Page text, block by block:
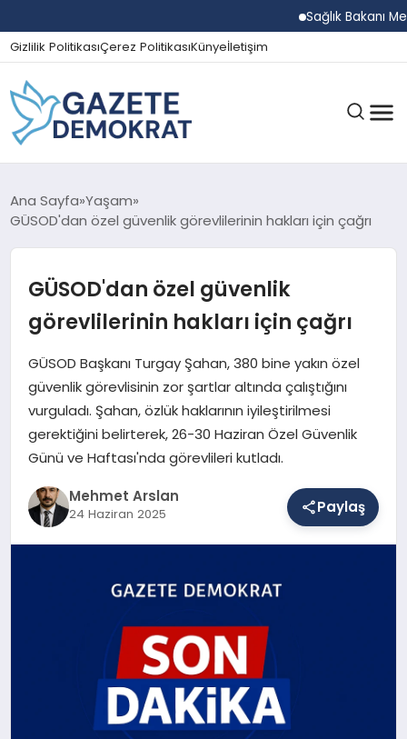
Sağlık Bakanı
Gizlilik PolitikasıÇerez PolitikasıKünyeİletişim
GÜNDEM
SPOR
MAGAZIN
SAĞLIK
Ana Sayfa Yaşam
GÜSOD'dan özel güvenlik görevlilerinin hakları için çağrı
GÜSOD'dan özel güvenlik
görevlilerinin hakları için çağrı
GÜSOD Başkanı Turgay Şahan, 380 bine yakın özel
güvenlik görevlisinin zor şartlar altında çalıştığını
vurguladı. Şahan, özlük haklarının iyileştirilmesi
gerektiğini belirterek, 26-30 Haziran Özel Güvenlik
Günü ve Haftası'nda görevlileri kutladı.
Mehmet Arslan
24 Haziran 2025 Paylaş